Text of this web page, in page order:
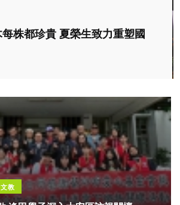
株都珍貴 夏榮生致力重塑國
文教